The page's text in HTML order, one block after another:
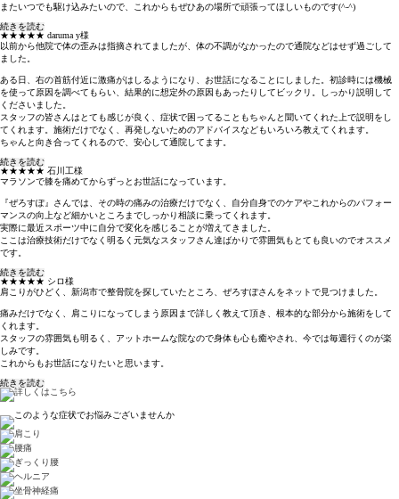
またいつでも駆け込みたいので、これからもぜひあの場所で頑張ってほしいものです(^-^)
続きを読む
★★★★★ daruma y様
以前から他院で体の歪みは指摘されてましたが、体の不調がなかったので通院などはせず過ごして
ました。
ある日、右の首筋付近に激痛がはしるようになり、お世話になることにしました。初診時には機械
を使って原因を調べてもらい、結果的に想定外の原因もあったりしてビックリ。しっかり説明して
くださいました。
スタッフの皆さんはとても感じが良く、症状で困ってることもちゃんと聞いてくれた上で説明をし
てくれます。施術だけでなく、再発しないためのアドバイスなどもいろいろ教えてくれます。
ちゃんと向き合ってくれるので、安心して通院してます。
続きを読む
★★★★★ 石川工様
マラソンで膝を痛めてからずっとお世話になっています。
『ぜろすぽ』さんでは、その時の痛みの治療だけでなく、自分自身でのケアやこれからのパフォー
マンスの向上など細かいところまでしっかり相談に乗ってくれます。
実際に最近スポーツ中に自分で変化を感じることが増えてきました。
ここは治療技術だけでなく明るく元気なスタッフさん達ばかりで雰囲気もとても良いのでオススメ
です。
続きを読む
★★★★★ シロ様
肩こりがひどく、新潟市で整骨院を探していたところ、ぜろすぽさんをネットで見つけました。
痛みだけでなく、肩こりになってしまう原因まで詳しく教えて頂き、根本的な部分から施術をして
くれます。
スタッフの雰囲気も明るく、アットホームな院なので身体も心も癒やされ、今では毎週行くのが楽
しみです。
これからもお世話になりたいと思います。
続きを読む